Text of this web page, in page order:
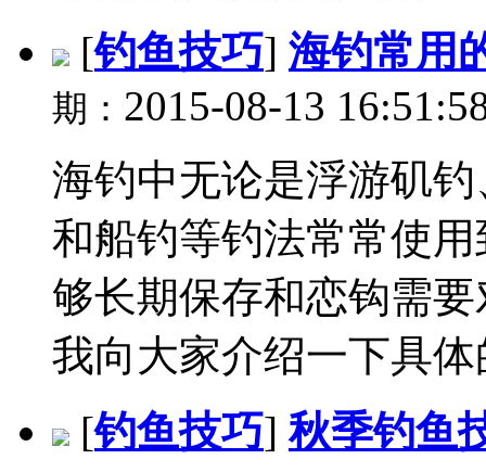
[钓鱼技巧] 海钓常用
期： 2015-08-13
海钓中无论是浮游矶
和船钓等钓法常常使
够长期保存和恋钩需
我向大家介绍一下具
[钓鱼技巧]秋季钓鱼